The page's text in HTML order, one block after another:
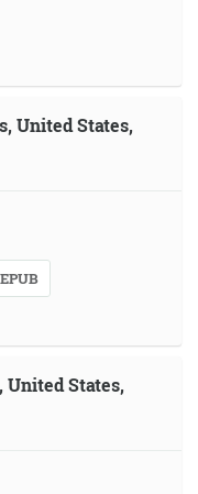
United States,
EPUB
United States,